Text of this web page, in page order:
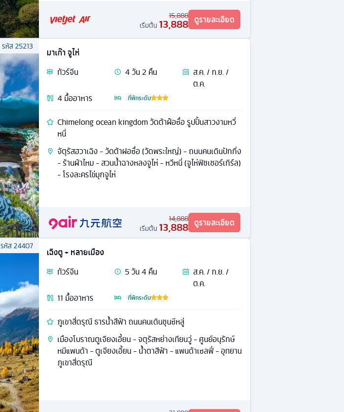
15,888
เริ่มต้น 13,888 ดูรายละเอียด
รหัส25213
มาเก๊า จูไห่
ทัวร์จีน 4วัน2 คืน
ส.ค. / ก.ย. /
ต.ค.
4 มื้ออาหาร ที่พักระดับ
Chimelong ocean kingdom วัดต้าฝ๋อซื่อ รูปปั้นสาวงามหวี่
หนี่
จัตุรัสฮวาเฉิง - วัดต้าฝอซื่อ (วัดพระใหญ่) - ถนนคนเดินปักกิ่ง
- ร้านผ้าไหม - สวนน้ำฉางหลงจูไห่ - หวีหนี่ (จูไห่ฟิชเชอร์เกิร์ล)
- โรงละครไข่มุกจูไห่
14,888
เริ่มต้น 13,888 ดูรายละเอียด
รหัส24407
เฉิงตู + หลายเมือง
ทัวร์จีน 5วัน4 คืน
ส.ค. / ก.ย. /
ต.ค.
11 มื้ออาหาร ที่พักระดับ
ภูเขาสี่ดรุณี ธารน้ำสีฟ้า ถนนคนเดินชุนซีหลู่
เมืองโบราณตูเจียงเอี้ยน - จตุรัสหย่างเทียนวู่ - ศูนย์อนุรักษ์
หมีแพนด้า - ตูเจียงเอี้ยน - น้ำตาสีฟ้า - แพนด้าเซลฟี่ - อุทยาน
ภูเขาสี่ดรุณี